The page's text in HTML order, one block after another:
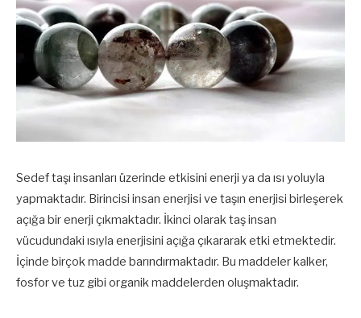
Sedef taşı insanları üzerinde etkisini enerji ya da ısı yoluyla
yapmaktadır. Birincisi insan enerjisi ve taşın enerjisi birleşerek
açığa bir enerji çıkmaktadır. İkinci olarak taş insan
vücudundaki ısıyla enerjisini açığa çıkararak etki etmektedir.
İçinde birçok madde barındırmaktadır. Bu maddeler kalker,
fosfor ve tuz gibi organik maddelerden oluşmaktadır.